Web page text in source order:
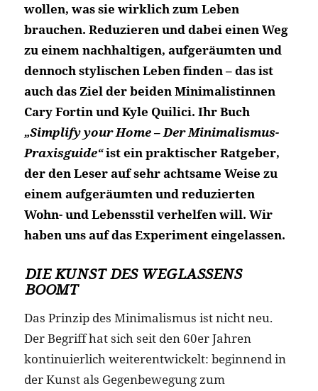
wollen, was sie wirklich zum Leben
brauchen. Reduzieren und dabei einen Weg
zu einem nachhaltigen, aufgeräumten und
dennoch stylischen Leben finden – das ist
auch das Ziel der beiden Minimalistinnen
Cary Fortin und Kyle Quilici. Ihr Buch
„Simplify your Home – Der Minimalismus-
Praxisguide“ist ein praktischer Ratgeber,
der den Leser auf sehr achtsame Weise zu
einem aufgeräumten und reduzierten
Wohn- und Lebensstil verhelfen will. Wir
haben uns auf das Experiment eingelassen.
DIE KUNST DES WEGLASSENS
BOOMT
Das Prinzip des Minimalismus ist nicht neu.
Der Begriff hat sich seit den 60er Jahren
kontinuierlich weiterentwickelt: beginnend in
der Kunst als Gegenbewegung zum